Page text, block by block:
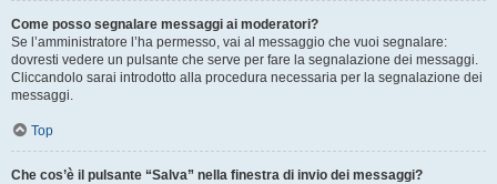
Come posso segnalare messaggi ai moderatori?
Se l’amministratore l’ha permesso, vai al messaggio che vuoi segnalare:
dovresti vedere un pulsante che serve per fare la segnalazione dei messaggi.
Cliccandolo sarai introdotto alla procedura necessaria per la segnalazione dei
messaggi.
Top
Che cos’è il pulsante “Salva” nella finestra di invio dei messaggi?